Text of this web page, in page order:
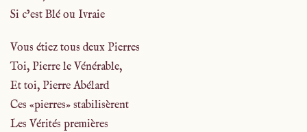
Si c’est Blé ou Ivraie
Vous étiez tous deux Pierres
Toi, Pierre le Vénérable,
Et toi, Pierre Abélard
Ces «pierres» stabilisèrent
Les Vérités premières